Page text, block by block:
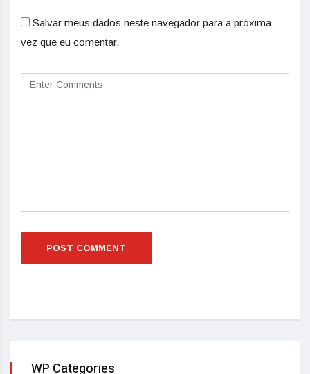
Salvar meus dados neste navegador para a próxima
vez que eu comentar.
WP Categories